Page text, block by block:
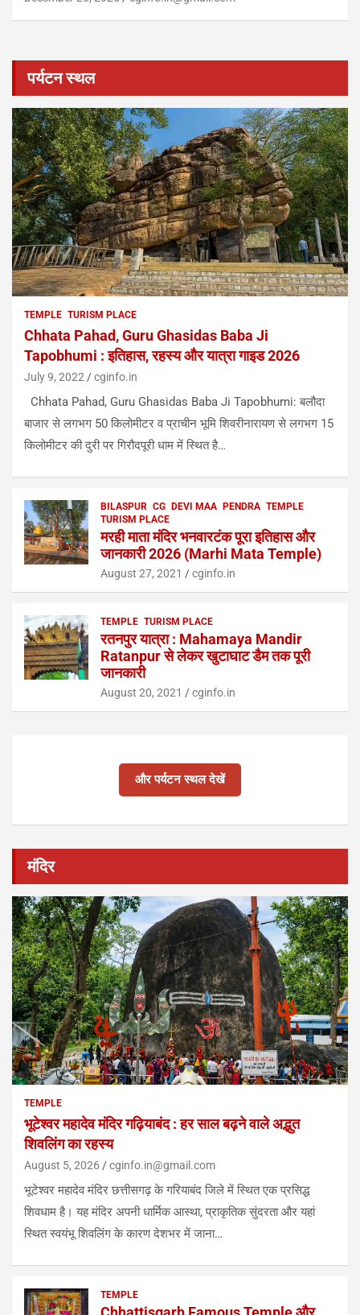
पर्यटन स्थल
TEMPLE TURISM PLACE
Chhata Pahad, Guru Ghasidas Baba Ji
Tapobhumi : इतिहास, रहस्य और यात्रा गाइड 2026
July 9, 2022 cginfo.in
Chhata Pahad, Guru Ghasidas Baba Ji Tapobhumi: बलौदा
बाजार से लगभग 50 किलोमीटर व प्राचीन भूमि शिवरीनारायण से लगभग 15
किलोमीटर की दुरी पर गिरौदपूरी धाम में स्थित है…
BILASPUR CG DEVI MAA PENDRA TEMPLE
TURISM PLACE
मरही माता मंदिर भनवारटंक पूरा इतिहास और
जानकारी 2026 (Marhi Mata Temple)
August 27, 2021 cginfo.in
TEMPLE TURISM PLACE
रतनपुर यात्रा : Mahamaya Mandir
Ratanpur से लेकर खुटाघाट डैम तक पूरी
जानकारी
August 20, 2021 cginfo.in
और पर्यटन स्थल देखें
मंदिर
TEMPLE
भूटेश्वर महादेव मंदिर गढ़ियाबंद : हर साल बढ़ने वाले अद्भुत
शिवलिंग का रहस्य
August 5, 2026 cginfo.in@gmail.com
भूटेश्वर महादेव मंदिर छत्तीसगढ़ के गरियाबंद जिले में स्थित एक प्रसिद्ध
शिवधाम है। यह मंदिर अपनी धार्मिक आस्था, प्राकृतिक सुंदरता और यहां
स्थित स्वयंभू शिवलिंग के कारण देशभर में जाना…
TEMPLE